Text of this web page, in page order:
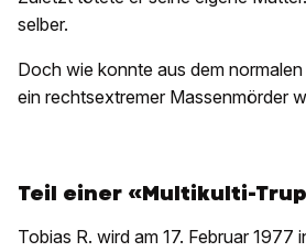
selber.
Doch wie konnte aus dem
ein rechtsextremer Massenmörder
Teil einer «Multikulti-
Tobias R. wird am 17. Februar 1977